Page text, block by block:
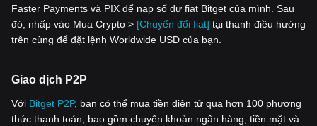
Faster Payments và PIX để nạp số dư fiat Bitget của mình. Sau
đó, nhấp vào Mua Crypto > [Chuyển đổi fiat] tại thanh điều hướng
trên cùng để đặt lệnh Worldwide USD của bạn.
Giao dịch P2P
Với ‌Bitget P2P, bạn có thể mua tiền điện tử qua hơn 100 phương
thức thanh toán, bao gồm chuyển khoản ngân hàng, tiền mặt và